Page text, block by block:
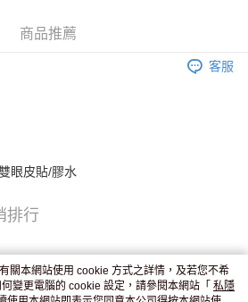
後2-4個工作天到店，7天內取。逾期後
商品推薦
客服
眼皮貼/膠水
排行
關本網站使用 cookie 方式之詳情，及若您不希
變更電腦的 cookie 設定，請參閱本網站「 私隱